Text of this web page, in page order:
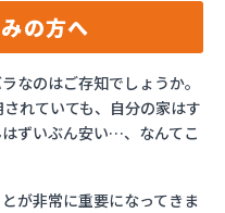
の方へ
なのはご存知でしょうか。
れていても、自分の家はす
ずいぶん安い…、なんてこ
が非常に重要になってきま